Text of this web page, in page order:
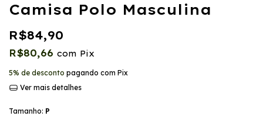
Camisa Polo Masculina
R$84,90
R$80,66 com Pix
5% de desconto pagando com Pix
Ver mais detalhes
Tamanho: P